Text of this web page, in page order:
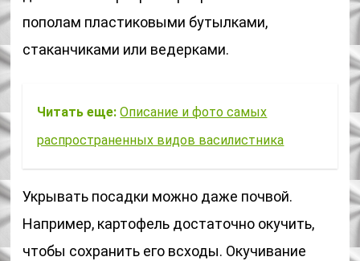
пополам пластиковыми бутылками,
стаканчиками или ведерками.
Читать еще: Описание и фото самых
распространенных видов василистника
Укрывать посадки можно даже почвой.
Например, картофель достаточно окучить,
чтобы сохранить его всходы. Окучивание